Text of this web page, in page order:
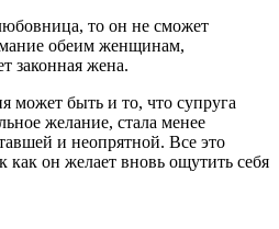
то он не сможет
обеим женщинам,
законная жена.
может быть и то, что супруга
желание, стала менее
и неопрятной. Все это
как он желает вновь ощутить себя